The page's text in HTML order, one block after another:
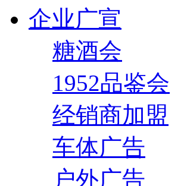
企业广宣
糖酒会
1952品鉴会
经销商加盟
车体广告
户外广告